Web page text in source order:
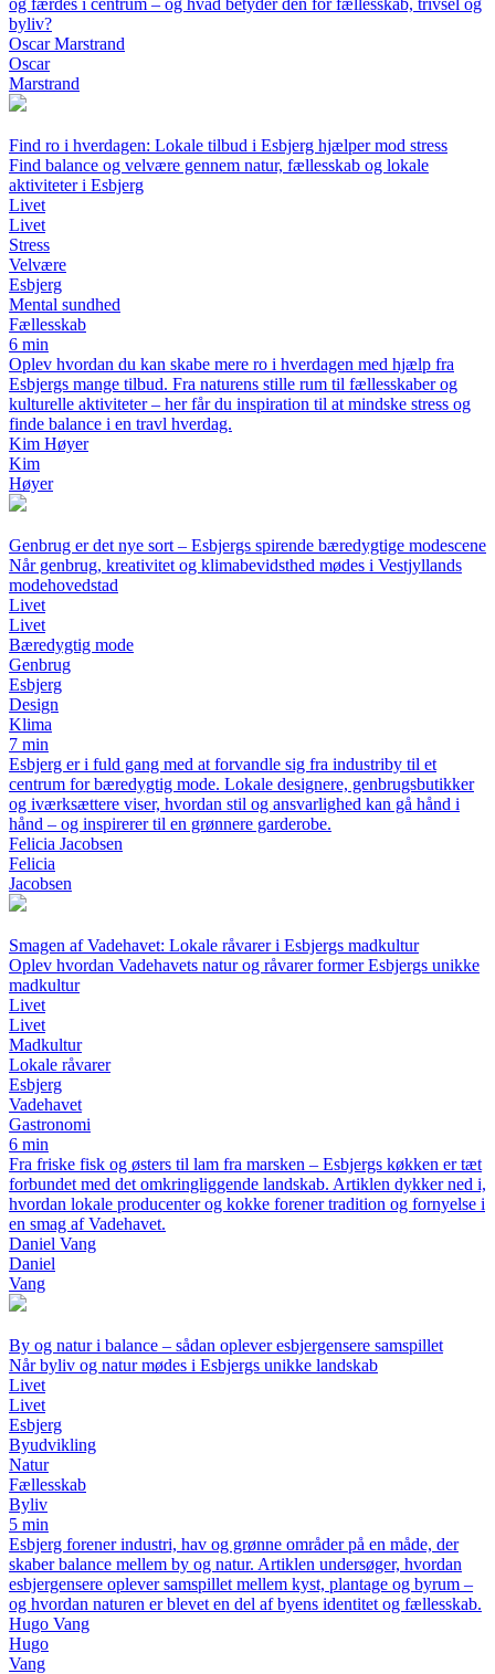
byliv?
Oscar Marstrand
Oscar
Marstrand
Find ro i hverdagen: Lokale tilbud i Esbjerg hjælper mod stress
Find balance og velvære gennem natur, fællesskab og lokale
aktiviteter i Esbjerg
Livet
Livet
Stress
Velvære
Esbjerg
Mental sundhed
Fællesskab
6 min
Oplev hvordan du kan skabe mere ro i hverdagen med hjælp fra
Esbjergs mange tilbud. Fra naturens stille rum til fællesskaber og
kulturelle aktiviteter – her får du inspiration til at mindske stress og
finde balance i en travl hverdag.
Kim Høyer
Kim
Høyer
Genbrug er det nye sort – Esbjergs spirende bæredygtige modescene
Når genbrug, kreativitet og klimabevidsthed mødes i Vestjyllands
modehovedstad
Livet
Livet
Bæredygtig mode
Genbrug
Esbjerg
Design
Klima
7 min
Esbjerg er i fuld gang med at forvandle sig fra industriby til et
centrum for bæredygtig mode. Lokale designere, genbrugsbutikker
og iværksættere viser, hvordan stil og ansvarlighed kan gå hånd i
hånd – og inspirerer til en grønnere garderobe.
Felicia Jacobsen
Felicia
Jacobsen
Smagen af Vadehavet: Lokale råvarer i Esbjergs madkultur
Oplev hvordan Vadehavets natur og råvarer former Esbjergs unikke
madkultur
Livet
Livet
Madkultur
Lokale råvarer
Esbjerg
Vadehavet
Gastronomi
6 min
Fra friske fisk og østers til lam fra marsken – Esbjergs køkken er tæt
forbundet med det omkringliggende landskab. Artiklen dykker ned i,
hvordan lokale producenter og kokke forener tradition og fornyelse i
en smag af Vadehavet.
Daniel Vang
Daniel
Vang
By og natur i balance – sådan oplever esbjergensere samspillet
Når byliv og natur mødes i Esbjergs unikke landskab
Livet
Livet
Esbjerg
Byudvikling
Natur
Fællesskab
Byliv
5 min
Esbjerg forener industri, hav og grønne områder på en måde, der
skaber balance mellem by og natur. Artiklen undersøger, hvordan
esbjergensere oplever samspillet mellem kyst, plantage og byrum –
og hvordan naturen er blevet en del af byens identitet og fællesskab.
Hugo Vang
Hugo
Vang